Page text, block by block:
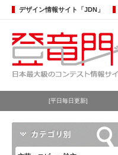
デザイン情報サイト「JDN」
[平日毎日更新]